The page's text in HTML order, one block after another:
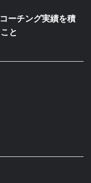
ーチング実績を積
と